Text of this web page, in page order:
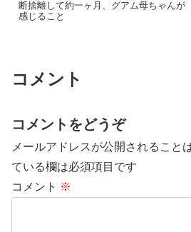
断捨離して約一ヶ月、グアム母ちゃんが
感じること
コメント
コメントをどうぞ
メールアドレスが公開されること
ている欄は必須項目です
コメント ※